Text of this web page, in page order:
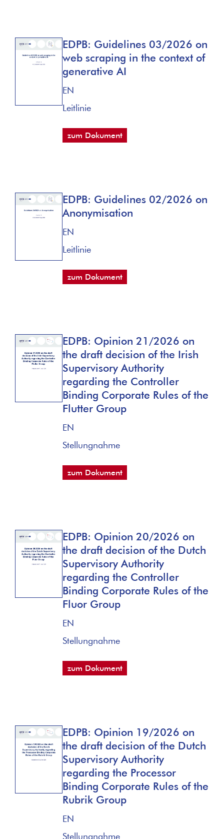
EDPB: Guidelines 03/2026 on
web scraping in the context of
generative AI
EN
Leitlinie
zum Dokument
EDPB: Guidelines 02/2026 on
Anonymisation
EN
Leitlinie
zum Dokument
EDPB: Opinion 21/2026 on
the draft decision of the Irish
Supervisory Authority
regarding the Controller
Binding Corporate Rules of the
Flutter Group
EN
Stellungnahme
zum Dokument
EDPB: Opinion 20/2026 on
the draft decision of the Dutch
Supervisory Authority
regarding the Controller
Binding Corporate Rules of the
Fluor Group
EN
Stellungnahme
zum Dokument
EDPB: Opinion 19/2026 on
the draft decision of the Dutch
Supervisory Authority
regarding the Processor
Binding Corporate Rules of the
Rubrik Group
EN
Stellungnahme